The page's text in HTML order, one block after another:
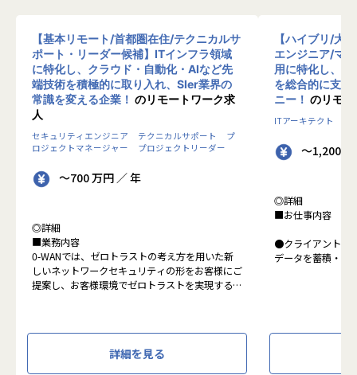
【基本リモート/首都圏在住/テクニカルサ
ポート・リーダー候補】ITインフラ領域
に特化し、クラウド・自動化・AIなど先
端技術を積極的に取り入れ、SIer業界の
常識を変える企業！ のリモートワーク求
人
セキュリティエンジニア テクニカルサポート
プ
ロジェクトマネージャー
プロジェクトリーダー
～700 万円 ／ 年
◎詳細
■業務内容
0-WANでは、ゼロトラストの考え方を用いた新
しいネットワークセキュリティの形をお客様にご
提案し、お客様環境でゼロトラストを実現するた
本求人で採用する方には、テクニカルサポートや
詳細を見る
【ハイブリ/大
エンジニア/マ
用に特化し、
を総合的に支援
ニー！ のリモ
ITアーキテクト
～1,200
◎詳細
■お仕事内容
●クライアントの
データを蓄積・加